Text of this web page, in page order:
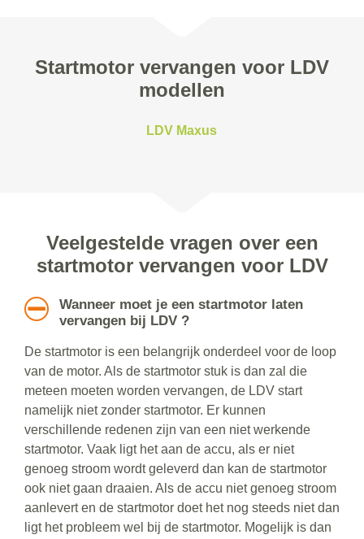
Startmotor vervangen voor LDV
modellen
LDV Maxus
Veelgestelde vragen over een
startmotor vervangen voor LDV
Wanneer moet je een startmotor laten
vervangen bij LDV ?
De startmotor is een belangrijk onderdeel voor de loop
van de motor. Als de startmotor stuk is dan zal die
meteen moeten worden vervangen, de LDV start
namelijk niet zonder startmotor. Er kunnen
verschillende redenen zijn van een niet werkende
startmotor. Vaak ligt het aan de accu, als er niet
genoeg stroom wordt geleverd dan kan de startmotor
ook niet gaan draaien. Als de accu niet genoeg stroom
aanlevert en de startmotor doet het nog steeds niet dan
ligt het probleem wel bij de startmotor. Mogelijk is dan